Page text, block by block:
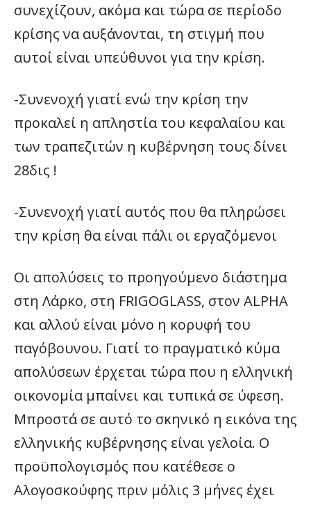
συνεχίζουν, ακόμα και τώρα σε περίοδο
κρίσης να αυξάνονται, τη στιγμή που
αυτοί είναι υπεύθυνοι για την κρίση.
-Συνενοχή γιατί ενώ την κρίση την
προκαλεί η απληστία του κεφαλαίου και
των τραπεζιτών η κυβέρνηση τους δίνει
28δις !
-Συνενοχή γιατί αυτός που θα πληρώσει
την κρίση θα είναι πάλι οι εργαζόμενοι
Οι απολύσεις το προηγούμενο διάστημα
στη Λάρκο, στη FRIGOGLASS, στον ALPHA
και αλλού είναι μόνο η κορυφή του
παγόβουνου. Γιατί το πραγματικό κύμα
απολύσεων έρχεται τώρα που η ελληνική
οικονομία μπαίνει και τυπικά σε ύφεση.
Μπροστά σε αυτό το σκηνικό η εικόνα της
ελληνικής κυβέρνησης είναι γελοία. Ο
προϋπολογισμός που κατέθεσε ο
Αλογοσκούφης πριν μόλις 3 μήνες έχει